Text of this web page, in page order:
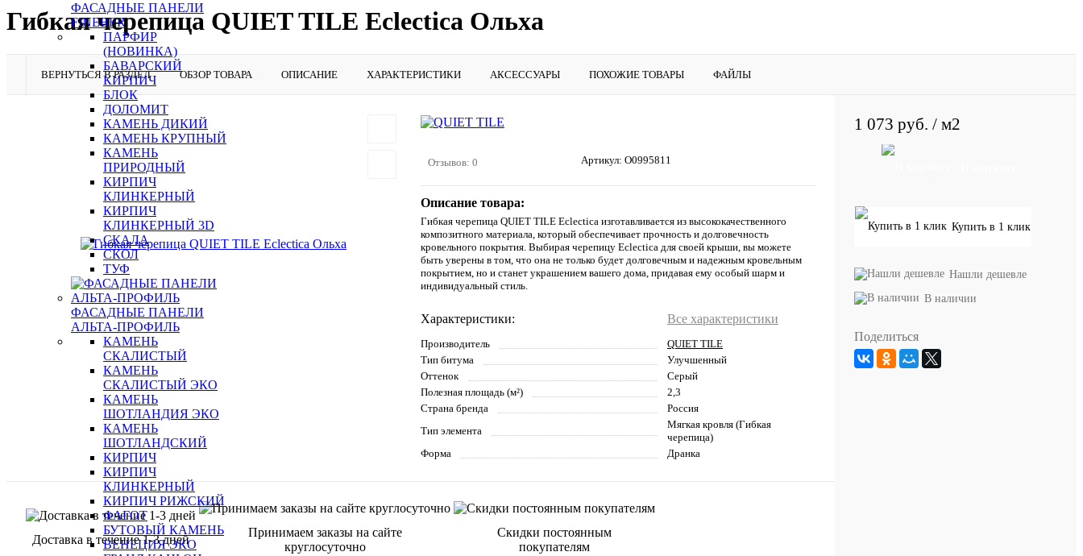
ФАСАДНЫЕ ПАНЕЛИ
FINEBER
ПАРФИР
(НОВИНКА)
БАВАРСКИЙ
КИРПИЧ
БЛОК
ДОЛОМИТ
КАМЕНЬ ДИКИЙ
КАМЕНЬ КРУПНЫЙ
КАМЕНЬ
ПРИРОДНЫЙ
КИРПИЧ
КЛИНКЕРНЫЙ
КИРПИЧ
КЛИНКЕРНЫЙ 3D
СКАЛА
СКОЛ
ТУФ
ФАСАДНЫЕ ПАНЕЛИ
АЛЬТА-ПРОФИЛЬ
КАМЕНЬ
СКАЛИСТЫЙ
КАМЕНЬ
СКАЛИСТЫЙ ЭКО
КАМЕНЬ
ШОТЛАНДИЯ ЭКО
КАМЕНЬ
ШОТЛАНДСКИЙ
КИРПИЧ
КИРПИЧ
КЛИНКЕРНЫЙ
КИРПИЧ РИЖСКИЙ
ФАГОТ
БУТОВЫЙ КАМЕНЬ
ВЕНЕЦИЯ ЭКО
Гибкая черепица QUIET TILE Eclectica Ольха
ВЕРНУТЬСЯ В РАЗДЕЛ ОБЗОР ТОВАРА ОПИСАНИЕ ХАРАКТЕРИСТИКИ АКСЕССУАРЫ ПОХОЖИЕ ТОВАРЫ ФАЙЛЫ
Отзывов: 0 Артикул: O0995811
Описание товара:
Гибкая черепица QUIET TILE Eclectica изготавливается из высококачественного
композитного материала, который обеспечивает прочность и долговечность
кровельного покрытия. Выбирая черепицу Eclectica для своей крыши, вы можете
быть уверены в том, что она не только будет долговечным и надежным кровельным
покрытием, но и станет украшением вашего дома, придавая ему особый шарм и
индивидуальный стиль.
Характеристики: Все характеристики
Производитель
QUIET TILE
Тип битума
Улучшенный
Оттенок
Серый
Полезная площадь (м²)
2,3
Страна бренда
Россия
Тип элемента
Мягкая кровля (Гибкая
черепица)
Форма
Дранка
Доставка в течение 1-3 дней
Принимаем заказы на сайте
круглосуточно
Скидки постоянным
покупателям
1 073 руб. / м2
Купить в 1 клик
Нашли дешевле
В наличии
Поделиться